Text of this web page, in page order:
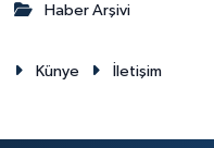
Haber Arşivi
Künye İletişim